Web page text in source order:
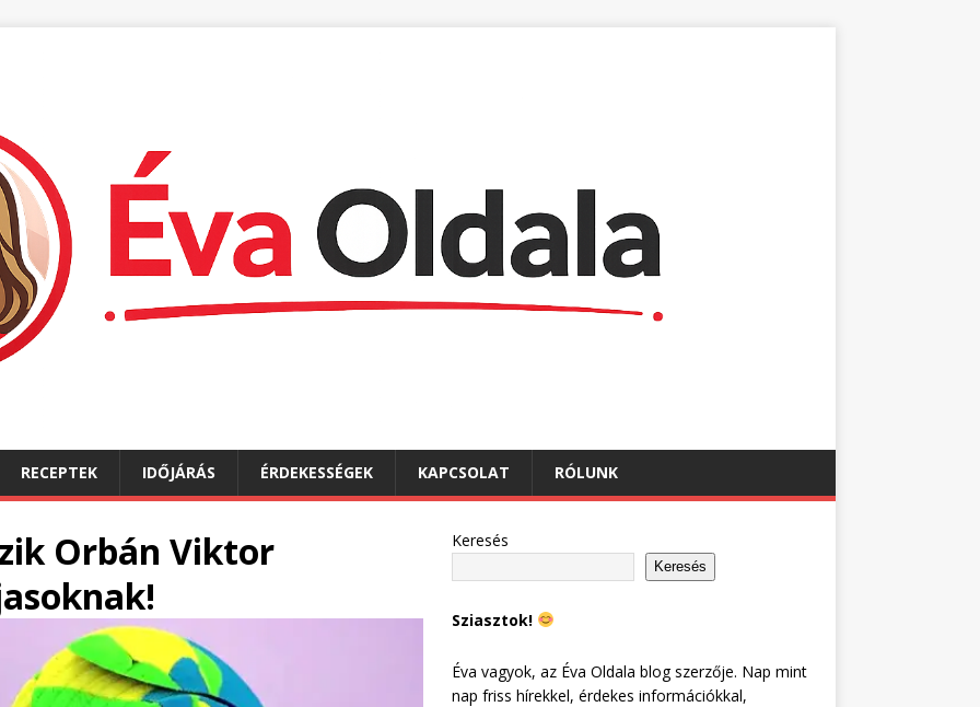
RECEPTEK IDŐJÁRÁS ÉRDEKESSÉGEK KAPCSOLAT RÓLUNK
Orbán Viktor
Keresés
Keresés
Sziasztok!
Éva vagyok, az Éva Oldala blog szerzője. Nap mint
nap friss hírekkel, érdekes információkkal,